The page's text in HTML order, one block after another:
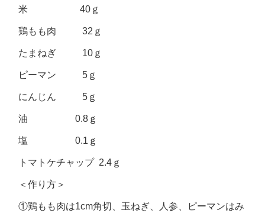
米 40ｇ
鶏もも肉 32ｇ
たまねぎ 10ｇ
ピーマン 5ｇ
にんじん 5ｇ
油 0.8ｇ
塩 0.1ｇ
トマトケチャップ 2.4ｇ
＜作り方＞
①鶏もも肉は1cm角切、玉ねぎ、人参、ピーマンはみ